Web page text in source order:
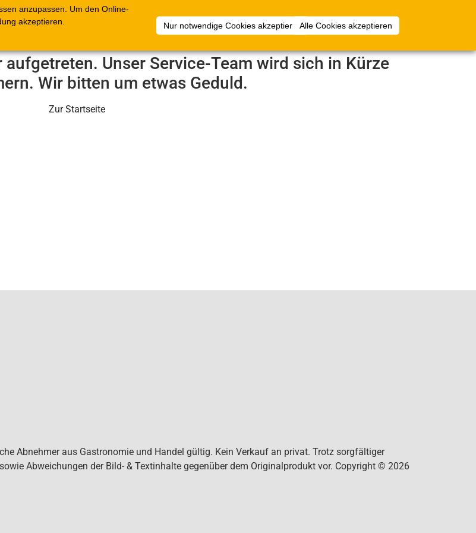
anzupassen. Um den Online-
akzeptieren.
Nur notwendige Cookies akzeptierenAlle Cookies akzeptieren
Belege Artikelsammlungen Anmelden
Unser Service-Team wird sich in Kürze
Wir bitten um etwas Geduld.
Zur Startseite
Abnehmer aus Gastronomie und Handel gültig. Kein Verkauf an privat. Trotz sorgfältiger
Abweichungen der Bild- & Textinhalte gegenüber dem Originalprodukt vor. Copyright © 2026